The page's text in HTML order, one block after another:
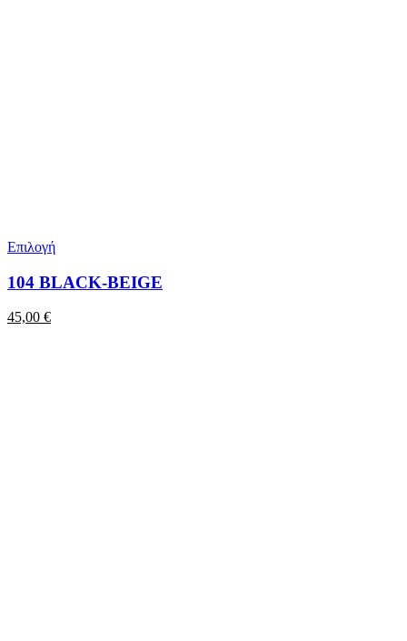
Επιλογή
104 BLACK-BEIGE
45,00 €